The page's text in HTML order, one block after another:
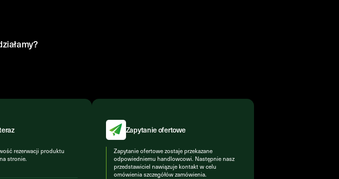
rezerwacji produktu
stronie.
Zapytanie ofertowe
Zapytanie ofertowe zostaje przekazane
odpowiedniemu handlowcowi. Następnie nasz
przedstawiciel nawiązuje kontakt w celu
omówienia szczegółów zamówienia.